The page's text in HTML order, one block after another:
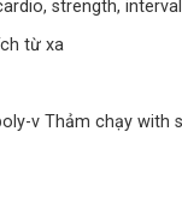
strength,
từ xa
v Thảm chạy with